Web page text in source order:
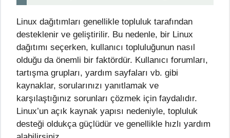
Linux dağıtımları genellikle topluluk tarafından
desteklenir ve geliştirilir. Bu nedenle, bir Linux
dağıtımı seçerken, kullanıcı topluluğunun nasıl
olduğu da önemli bir faktördür. Kullanıcı forumları,
tartışma grupları, yardım sayfaları vb. gibi
kaynaklar, sorularınızı yanıtlamak ve
karşılaştığınız sorunları çözmek için faydalıdır.
Linux’un açık kaynak yapısı nedeniyle, topluluk
desteği oldukça güçlüdür ve genellikle hızlı yardım